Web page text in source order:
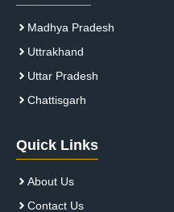
Madhya Pradesh
Uttrakhand
Uttar Pradesh
Chattisgarh
Quick Links
About Us
Contact Us